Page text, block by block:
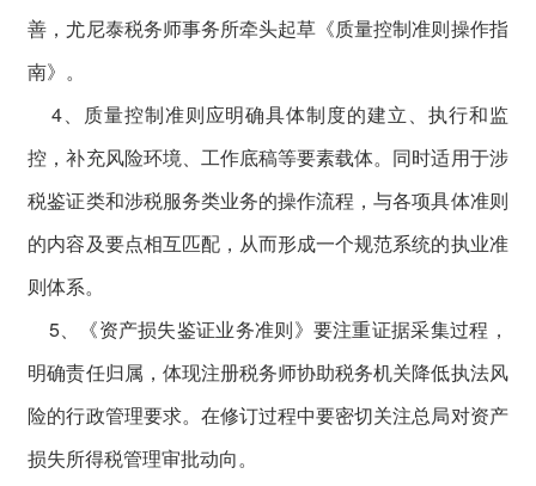
善，尤尼泰税务师事务所牵头起草《质量控制准则操作指
南》。
4、质量控制准则应明确具体制度的建立、执行和监
控，补充风险环境、工作底稿等要素载体。同时适用于涉
税鉴证类和涉税服务类业务的操作流程，与各项具体准则
的内容及要点相互匹配，从而形成一个规范系统的执业准
则体系。
5、《资产损失鉴证业务准则》要注重证据采集过程，
明确责任归属，体现注册税务师协助税务机关降低执法风
险的行政管理要求。在修订过程中要密切关注总局对资产
损失所得税管理审批动向。